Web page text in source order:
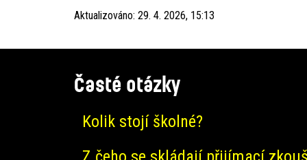
Aktualizováno: 29. 4. 2026, 15:13
Časté otázky
Kolik stojí školné?